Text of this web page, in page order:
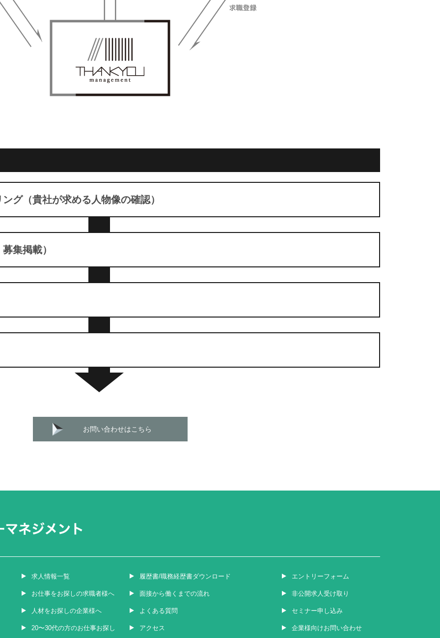
ング（貴社が求める人物像の確認）
集掲載）
お問い合わせはこちら
求人情報一覧
お仕事をお探しの求職者様へ
人材をお探しの企業様へ
20〜30代の方のお仕事お探し
履歴書/職務経歴書ダウンロード
面接から働くまでの流れ
よくある質問
アクセス
エントリーフォーム
非公開求人受け取り
セミナー申し込み
企業様向けお問い合わせ